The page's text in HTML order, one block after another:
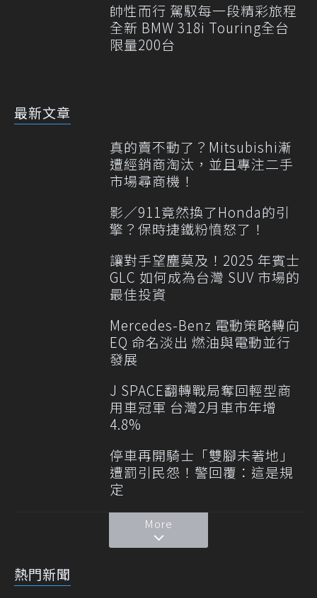
帥性而行 駕馭每一段精彩旅程
全新 BMW 318i Touring全台
限量200台
最新文章
真的賣不動了？Mitsubishi漸
遭經銷商淘汰，並且專注二手
市場尋商機！
影／911竟然換了Honda的引
擎？保時捷鐵粉憤怒了！
讓對手望塵莫及！2025 年賓士
GLC 如何成為台灣 SUV 市場的
最佳投資
Mercedes-Benz 電動策略轉向
EQ 命名淡出 燃油與電動並行
發展
J SPACE翻轉戰局奪回輕型商
用車冠軍 台灣2月車市年增
4.8%
停車再開騎士「雙腳未著地」
遭罰引民怨！警回覆：這是規
定
More
熱門新聞